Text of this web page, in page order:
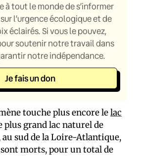
à tout le monde de s’informer
l’urgence écologique et de
éclairés. Si vous le pouvez,
soutenir notre travail dans
notre indépendance.
Je fais un don
touche plus encore lelac
plus grand lac naturel de
au sud de la Loire-Atlantique,
morts, pour un total de